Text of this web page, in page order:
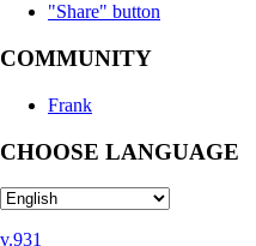
"Share" button
COMMUNITY
Frank
CHOOSE LANGUAGE
v.931